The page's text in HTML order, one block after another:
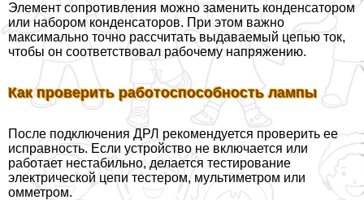
Элемент сопротивления можно заменить конденсатором
или набором конденсаторов. При этом важно
максимально точно рассчитать выдаваемый цепью ток,
чтобы он соответствовал рабочему напряжению.
Как проверить работоспособность лампы
После подключения ДРЛ рекомендуется проверить ее
исправность. Если устройство не включается или
работает нестабильно, делается тестирование
электрической цепи тестером, мультиметром или
омметром.